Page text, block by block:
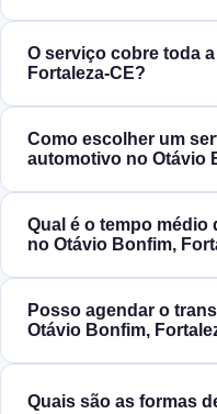
O serviço cobre toda
Fortaleza‑CE?
Como escolher um
automotivo no Otávio
Qual é o tempo
no Otávio Bonfim,
Posso agendar o
Otávio Bonfim,
Quais são as formas